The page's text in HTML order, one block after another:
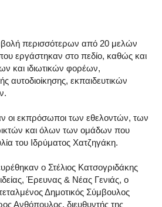
περισσότερων από 20 μελών
εργάστηκαν στο πεδίο, καθώς και
και ιδιωτικών φορέων,
αυτοδιοίκησης, εκπαιδευτικών
οι εκπρόσωποι των εθελοντών, των
και όλων των ομάδων που
του Ιδρύματος Χατζηγάκη.
ο Στέλιος Κατσογριδάκης
Έρευνας & Νέας Γενιάς, ο
Δημοτικός Σύμβουλος
Ανθόπουλος, διευθυντής της